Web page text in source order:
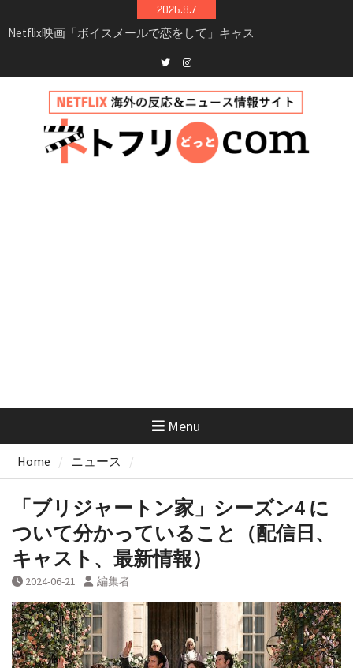
to
2026.8.7
Netflix映画「ボイスメールで恋をして」キャス
イッチ主演ロマコメ
新決定！2027年撮影開始へ
兄弟大騒動のコメディ映画「リトル・ブラザ
ー」がNetflixで配信！─キャスト・あらすじ・
見どころまとめ
Twitterinstagram
Menu
Home ニュース
「ブリジャートン家」シーズン4 に
ついて分かっていること（配信日、
キャスト、最新情報）
2024-06-21 編集者